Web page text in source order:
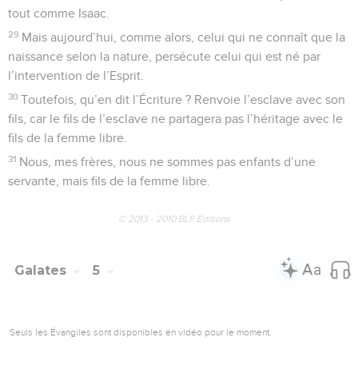
tout comme Isaac.
29 Mais aujourd’hui, comme alors, celui qui ne connaît que la
naissance selon la nature, persécute celui qui est né par
l’intervention de l’Esprit.
30 Toutefois, qu’en dit l’Écriture ? Renvoie l’esclave avec son
fils, car le fils de l’esclave ne partagera pas l’héritage avec le
fils de la femme libre.
31 Nous, mes frères, nous ne sommes pas enfants d’une
servante, mais fils de la femme libre.
© 2013 - 2010 BLF Editions
Galates 5
Seuls les Évangiles sont disponibles en vidéo pour le moment.